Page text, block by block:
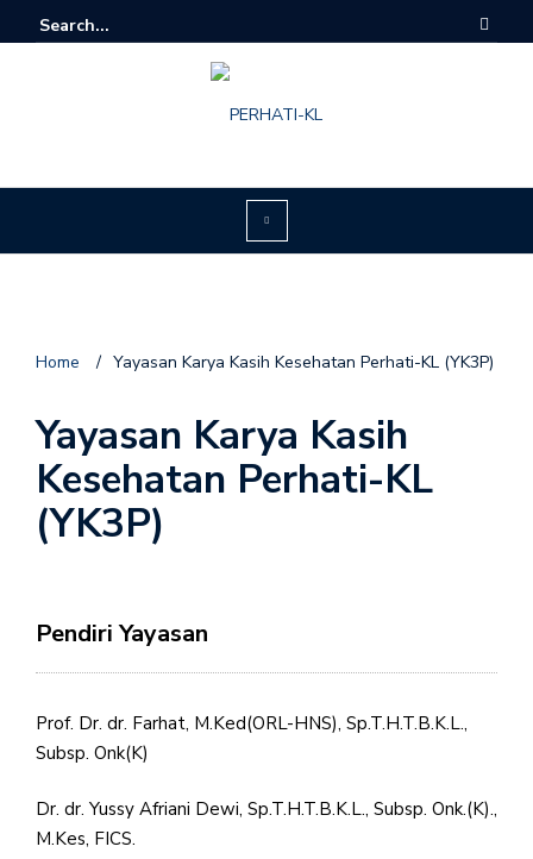
Home / Yayasan Karya Kasih Kesehatan Perhati-KL (YK3P)
Yayasan Karya Kasih
Kesehatan Perhati-KL
(YK3P)
Pendiri Yayasan
Prof. Dr. dr. Farhat, M.Ked(ORL-HNS), Sp.T.H.T.B.K.L.,
Subsp. Onk(K)
Dr. dr. Yussy Afriani Dewi, Sp.T.H.T.B.K.L., Subsp. Onk.(K).,
M.Kes, FICS.